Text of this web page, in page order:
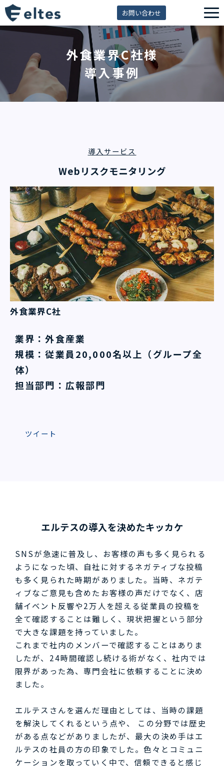
お問い合わせ
サービス一覧
解決できる課題
セミナー
資料ダウンロード
外食業界C社様
導入事例
導入サービス
Webリスクモニタリング
外食業界C社
業界：外食産業
規模：従業員20,000名以上（グループ全
体）
担当部門：広報部門
ツイート
エルテスの導入を決めたキッカケ
SNSが急速に普及し、お客様の声も多く見られる
ようになった頃、自社に対するネガティブな投稿
も多く見られた時期がありました。当時、ネガテ
ィブなご意見も含めたお客様の声だけでなく、店
舗イベント反響や2万人を超える従業員の投稿を
全て確認することは難しく、現状把握という部分
で大きな課題を持っていました。
これまで社内のメンバーで確認することはありま
したが、24時間確認し続ける術がなく、社内では
限界があった為、専門会社に依頼することに決め
ました。
エルテスさんを選んだ理由としては、当時の課題
を解決してくれるという点や、 この分野では歴史
がある点などがありましたが、最大の決め手はエ
ルテスの社員の方の印象でした。色々とコミュニ
ケーションを取っていく中で、信頼できると感じ